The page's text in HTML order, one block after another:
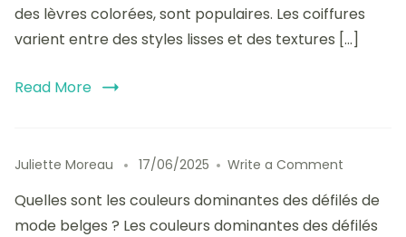
défilés
de
des lèvres colorées, sont populaires. Les coiffures
varient entre des styles lisses et des textures […]
Read More
Juliette Moreau 17/06/2025 Write a Comment
couleurs
Quelles sont les couleurs dominantes des défilés de
mode belges ? Les couleurs dominantes des défilés